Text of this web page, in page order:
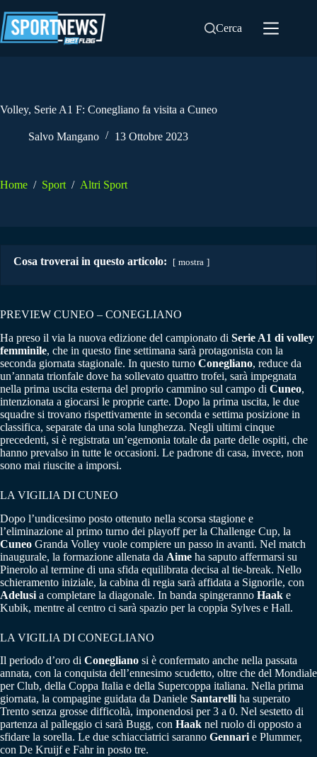
al
contenuto
Cerca
Volley, Serie A1 F: Conegliano fa visita a Cuneo
Salvo Mangano 13 Ottobre 2023
Home / Sport / Altri Sport
Cosa troverai in questo articolo: mostra
PREVIEW CUNEO – CONEGLIANO
Ha preso il via la nuova edizione del campionato di Serie A1 di volley
femminile, che in questo fine settimana sarà protagonista con la
seconda giornata stagionale. In questo turno Conegliano, reduce da
un’annata trionfale dove ha sollevato quattro trofei, sarà impegnata
nella prima uscita esterna del proprio cammino sul campo di Cuneo,
intenzionata a giocarsi le proprie carte. Dopo la prima uscita, le due
squadre si trovano rispettivamente in seconda e settima posizione in
classifica, separate da una sola lunghezza. Negli ultimi cinque
precedenti, si è registrata un’egemonia totale da parte delle ospiti, che
hanno prevalso in tutte le occasioni. Le padrone di casa, invece, non
sono mai riuscite a imporsi.
LA VIGILIA DI CUNEO
Dopo l’undicesimo posto ottenuto nella scorsa stagione e
l’eliminazione al primo turno dei playoff per la Challenge Cup, la
Cuneo Granda Volley vuole compiere un passo in avanti. Nel match
inaugurale, la formazione allenata da Aime ha saputo affermarsi su
Pinerolo al termine di una sfida equilibrata decisa al tie-break. Nello
schieramento iniziale, la cabina di regia sarà affidata a Signorile, con
Adelusi a completare la diagonale. In banda spingeranno Haak e
Kubik, mentre al centro ci sarà spazio per la coppia Sylves e Hall.
LA VIGILIA DI CONEGLIANO
Il periodo d’oro di Conegliano si è confermato anche nella passata
annata, con la conquista dell’ennesimo scudetto, oltre che del Mondiale
per Club, della Coppa Italia e della Supercoppa italiana. Nella prima
giornata, la compagine guidata da Daniele Santarelli ha superato
Trento senza grosse difficoltà, imponendosi per 3 a 0. Nel sestetto di
partenza al palleggio ci sarà Bugg, con Haak nel ruolo di opposto a
sfidare la sorella. Le due schiacciatrici saranno Gennari e Plummer,
con De Kruijf e Fahr in posto tre.